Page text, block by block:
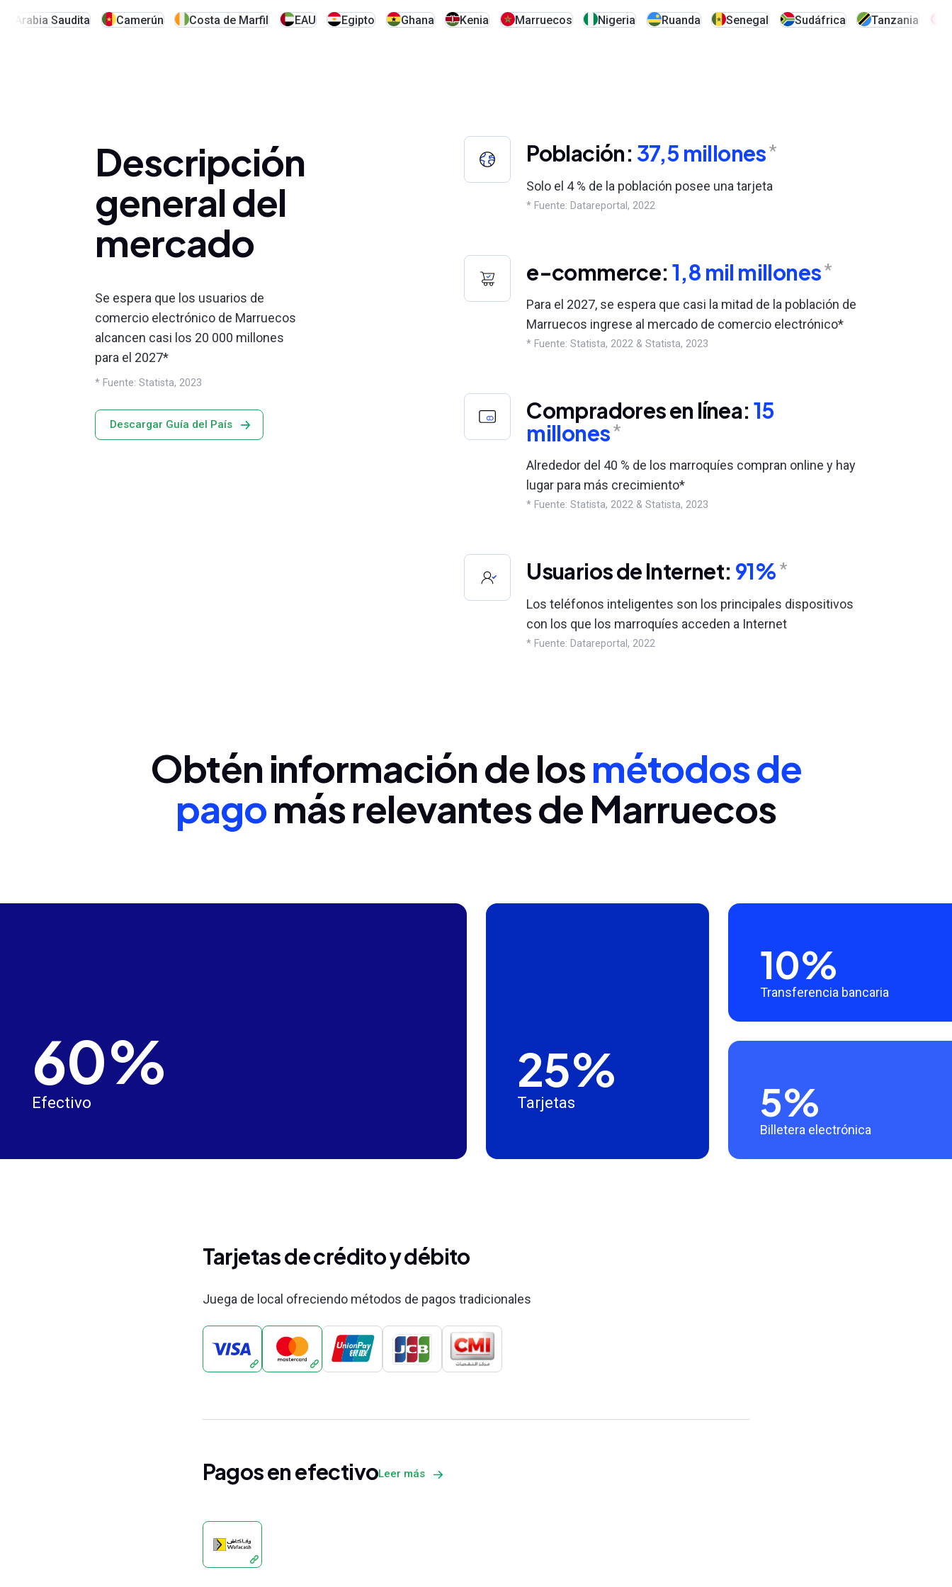
Arabia Saudita Camerún Costa de Marfil EAU Egipto Ghana Kenia Marruecos Nigeria Ruanda Senegal Sudáfrica Tanzania
Descripción
general del
mercado
Se espera que los usuarios de
comercio electrónico de Marruecos
alcancen casi los 20 000 millones
para el 2027*
* Fuente: Statista, 2023
Descargar Guía del País
Población: 37,5 millones*
Solo el 4 % de la población posee una tarjeta
* Fuente: Datareportal, 2022
e-commerce:1,8 mil millones*
Para el 2027, se espera que casi la mitad de la población de
Marruecos ingrese al mercado de comercio electrónico*
* Fuente: Statista, 2022 & Statista, 2023
Compradores en línea:15
millones*
Alrededor del 40 % de los marroquíes compran online y hay
lugar para más crecimiento*
* Fuente: Statista, 2022 & Statista, 2023
Usuarios de Internet: 91% *
Los teléfonos inteligentes son los principales dispositivos
con los que los marroquíes acceden a Internet
* Fuente: Datareportal, 2022
Obtén información de losmétodos de
pagomás relevantes de Marruecos
60%
Efectivo
25%
Tarjetas
10%
Transferencia bancaria
5%
Billetera electrónica
Tarjetas de crédito y débito
Juega de local ofreciendo métodos de pagos tradicionales
Pagos en efectivoLeer más